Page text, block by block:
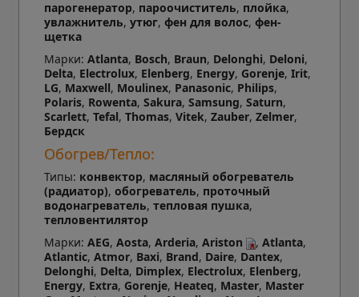
парогенератор, пароочиститель, плойка,
увлажнитель, утюг, фен для волос, фен-
щетка
Марки: Atlanta, Bosch, Braun, Delonghi, Deloni,
Delta, Electrolux, Elenberg, Energy, Gorenje, Irit,
LG, Maxwell, Moulinex, Panasonic, Philips,
Polaris, Rowenta, Sakura, Samsung, Saturn,
Scarlett, Tefal, Thomas, Vitek, Zauber, Zelmer,
Бердск
Обогрев/Тепло:
Типы: конвектор, масляный обогреватель
(радиатор), обогреватель, проточный
водонагреватель, тепловая пушка,
тепловентилятор
Марки: AEG, Aosta, Arderia, Ariston , Atlanta,
Atlantic, Atmor, Baxi, Brand, Daire, Dantex,
Delonghi, Delta, Dimplex, Electrolux, Elenberg,
Energy, Extra, Gorenje, Heateq, Master, Master